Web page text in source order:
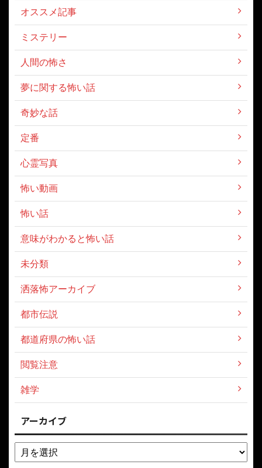
オススメ記事
ミステリー
人間の怖さ
夢に関する怖い話
奇妙な話
定番
心霊写真
怖い動画
怖い話
意味がわかると怖い話
未分類
洒落怖アーカイブ
都市伝説
都道府県の怖い話
閲覧注意
雑学
アーカイブ